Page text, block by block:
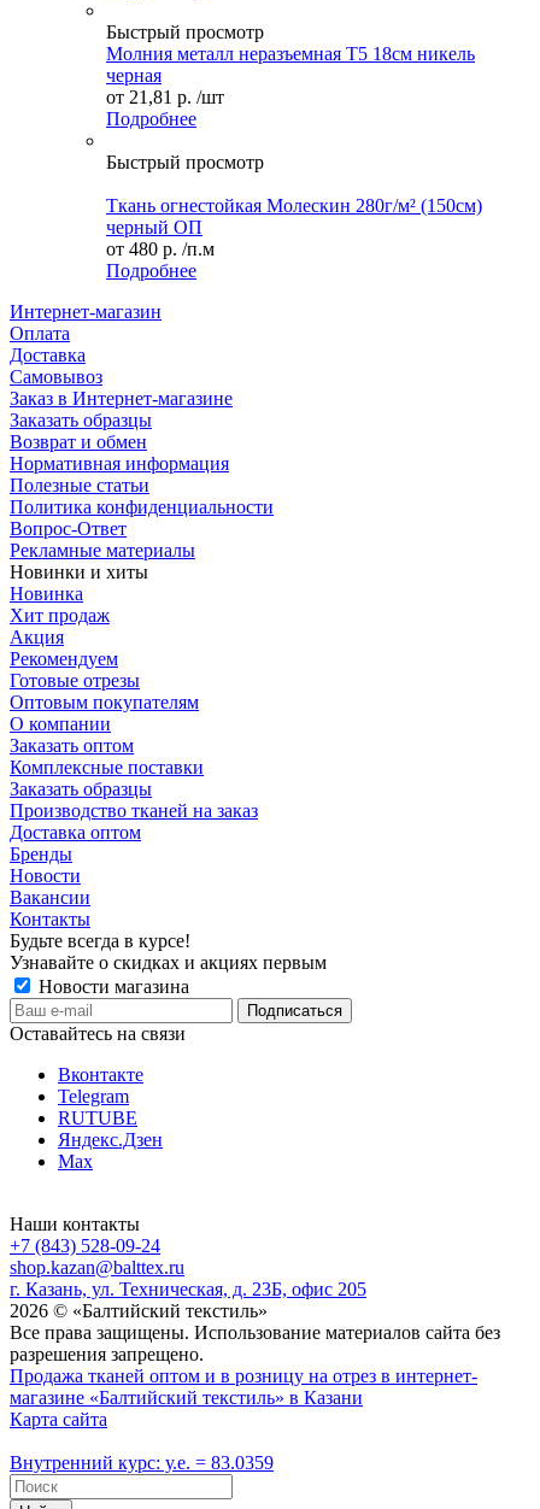
Быстрый просмотр
Молния металл неразъемная Т5 18см никель
черная
от 21,81 р. /шт
Подробнее
Быстрый просмотр
Ткань огнестойкая Молескин 280г/м² (150см)
черный ОП
от 480 р. /п.м
Подробнее
Интернет-магазин
Оплата
Доставка
Самовывоз
Заказ в Интернет-магазине
Заказать образцы
Возврат и обмен
Нормативная информация
Полезные статьи
Политика конфиденциальности
Вопрос-Ответ
Рекламные материалы
Новинки и хиты
Новинка
Хит продаж
Акция
Рекомендуем
Готовые отрезы
Оптовым покупателям
О компании
Заказать оптом
Комплексные поставки
Заказать образцы
Производство тканей на заказ
Доставка оптом
Бренды
Новости
Вакансии
Контакты
Будьте всегда в курсе!
Узнавайте о скидках и акциях первым
Новости магазина
Оставайтесь на связи
Вконтакте
Telegram
RUTUBE
Яндекс.Дзен
Max
Наши контакты
+7 (843) 528-09-24
shop.kazan@balttex.ru
г. Казань, ул. Техническая, д. 23Б, офис 205
2026 © «Балтийский текстиль»
Все права защищены. Использование материалов сайта без
разрешения запрещено.
Продажа тканей оптом и в розницу на отрез в интернет-
магазине «Балтийский текстиль» в Казани
Карта сайта
Внутренний курс: у.е. = 83.0359